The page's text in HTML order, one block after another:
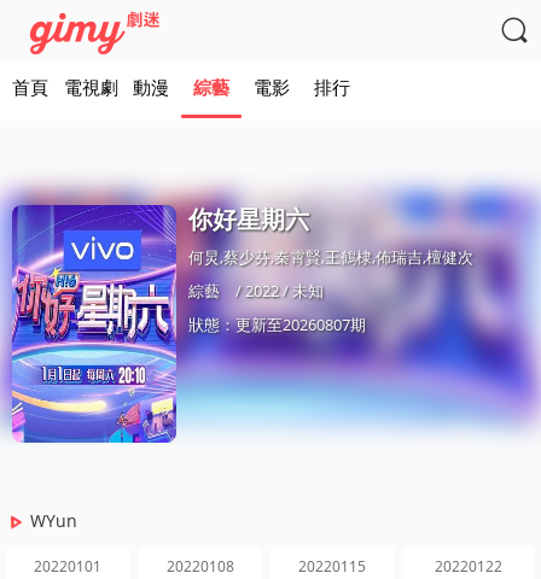

首頁 電視劇 動漫 綜藝 電影 排行
你好星期六
何炅,蔡少芬,秦霄賢,王鶴棣,佈瑞吉,檀健次
綜藝
/ 2022 / 未知
狀態：更新至20260807期
WYun
20220101 20220108 20220115 20220122